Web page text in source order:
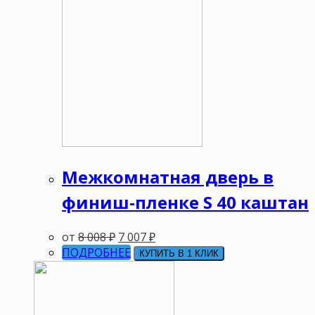
Межкомнатная дверь в
финиш-пленке S 40 каштан
от 8 008₽ 7 007₽
ПОДРОБНЕЕ
КУПИТЬ В 1 КЛИК